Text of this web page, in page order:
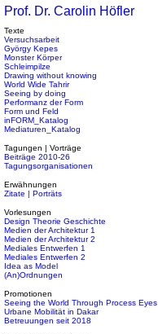
Prof. Dr. Carolin Höfler
Texte
Versuchsarbeit
György Kepes
Monster Körper
Schleimpilze
Drawing without knowing
World Wide Tahrir
Seeing by doing
Performanz der Form
Form und Feld
inFORM_Katalog
Mediaturen_Katalog
Tagungen | Vorträge
Beiträge 2010-26
Tagungsorganisationen
Erwähnungen
Zitate | Porträts
Vorlesungen
Design Theorie Geschichte
Medien der Architektur 1
Medien der Architektur 2
Mediales Entwerfen 1
Mediales Entwerfen 2
Idea as Model
(An)Ordnungen
Promotionen
Seeing the World Through Process Eyes
Urbane Mobilität in Dakar
Betreuungen seit 2018